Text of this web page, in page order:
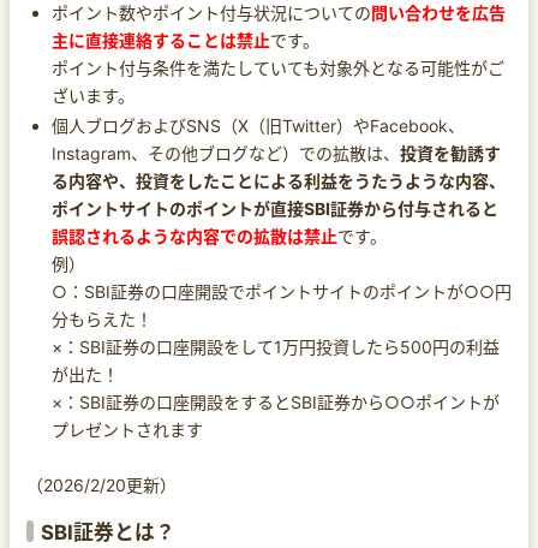
ポイント数やポイント付与状況についての問い合わせを広告
主に直接連絡することは禁止です。
ポイント付与条件を満たしていても対象外となる可能性がご
ざいます。
個人ブログおよびSNS（X（旧Twitter）やFacebook、
Instagram、その他ブログなど）での拡散は、 投資を勧誘す
る内容や、投資をしたことによる利益をうたうような内容、
ポイントサイトのポイントが直接SBI証券から付与されると
誤認されるような内容での拡散は禁止です。
例）
○：SBI証券の口座開設でポイントサイトのポイントが○○円
分もらえた！
×：SBI証券の口座開設をして1万円投資したら500円の利益
が出た！
×：SBI証券の口座開設をするとSBI証券から○○ポイントが
プレゼントされます
（2026/2/20更新）
SBI証券とは？